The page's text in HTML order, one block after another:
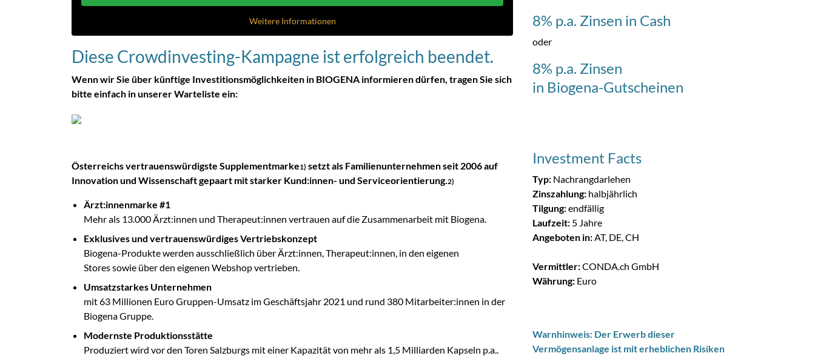
Weitere Informationen
Diese Crowdinvesting-Kampagne ist erfolgreich beendet.
Wenn wir Sie über künftige Investitionsmöglichkeiten in BIOGENA informieren dürfen, tragen Sie sich
bitte einfach in unserer Warteliste ein:
Österreichs vertrauenswürdigste Supplementmarke1) setzt als Familienunternehmen seit 2006 auf
Innovation und Wissenschaft gepaart mit starker Kund:innen- und Serviceorientierung. 2)
Ärzt:innenmarke #1
Mehr als 13.000 Ärzt:innen und Therapeut:innen vertrauen auf die Zusammenarbeit mit Biogena.
Exklusives und vertrauenswürdiges Vertriebskonzept
Biogena-Produkte werden ausschließlich über Ärzt:innen, Therapeut:innen, in den eigenen
Stores sowie über den eigenen Webshop vertrieben.
Umsatzstarkes Unternehmen
mit 63 Millionen Euro Gruppen-Umsatz im Geschäftsjahr 2021 und rund 380 Mitarbeiter:innen in der
Biogena Gruppe.
Modernste Produktionsstätte
Produziert wird vor den Toren Salzburgs mit einer Kapazität von mehr als 1,5 Milliarden Kapseln p.a..
8% p.a. Zinsen in Cash
oder
8% p.a. Zinsen
in Biogena-Gutscheinen
Investment Facts
Typ: Nachrangdarlehen
Zinszahlung: halbjährlich
Tilgung:endfällig
Laufzeit: 5 Jahre
Angeboten in: AT, DE, CH
Vermittler:CONDA.ch GmbH
Währung: Euro
Warnhinweis: Der Erwerb dieser
Vermögensanlage ist mit erheblichen Risiken